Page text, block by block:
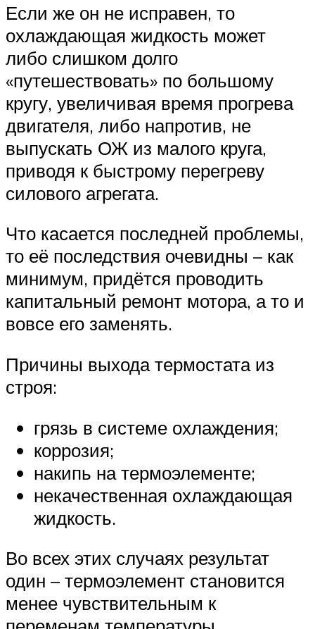
Если же он не исправен, то
охлаждающая жидкость может
либо слишком долго
«путешествовать» по большому
кругу, увеличивая время прогрева
двигателя, либо напротив, не
выпускать ОЖ из малого круга,
приводя к быстрому перегреву
силового агрегата.
Что касается последней проблемы,
то её последствия очевидны – как
минимум, придётся проводить
капитальный ремонт мотора, а то и
вовсе его заменять.
Причины выхода термостата из
строя:
грязь в системе охлаждения;
коррозия;
накипь на термоэлементе;
некачественная охлаждающая
жидкость.
Во всех этих случаях результат
один – термоэлемент становится
менее чувствительным к